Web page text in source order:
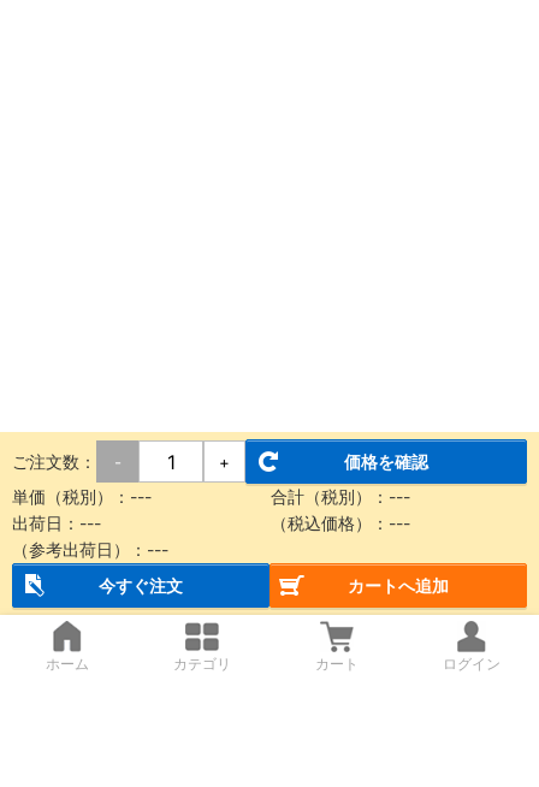
ご注文数： - +
価格を確認
単価（税別）： --- 合計（税別）： ---
出荷日： --- （税込価格）： ---
（参考出荷日）： ---
今すぐ注文
カートへ追加
ホーム カテゴリ カート ログイン